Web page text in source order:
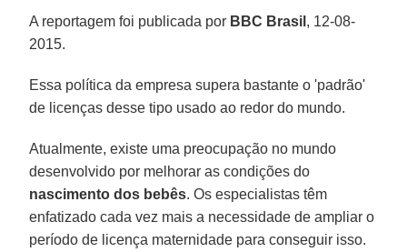
A reportagem foi publicada por BBC Brasil , 12-08-
2015.
Essa política da empresa supera bastante o 'padrão'
de licenças desse tipo usado ao redor do mundo.
Atualmente, existe uma preocupação no mundo
desenvolvido por melhorar as condições do
nascimento dos bebês. Os especialistas têm
enfatizado cada vez mais a necessidade de ampliar o
período de licença maternidade para conseguir isso.